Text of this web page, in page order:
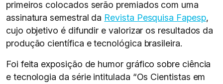
primeiros colocados serão premiados com uma
assinatura semestral da Revista Pesquisa Fapesp,
cujo objetivo é difundir e valorizar os resultados da
produção científica e tecnológica brasileira.
Foi feita exposição de humor gráfico sobre ciência
e tecnologia da série intitulada “Os Cientistas em